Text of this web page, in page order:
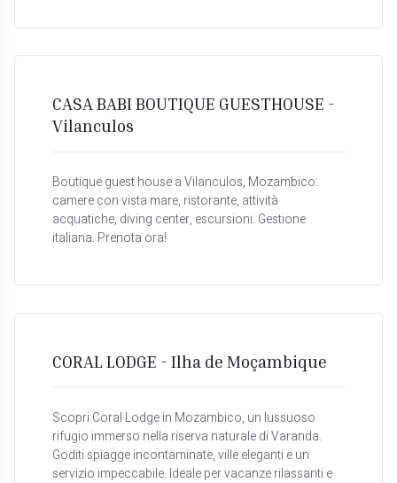
CASA BABI BOUTIQUE GUESTHOUSE -
Vilanculos
Boutique guest house a Vilanculos, Mozambico:
camere con vista mare, ristorante, attività
acquatiche, diving center, escursioni. Gestione
italiana. Prenota ora!
CORAL LODGE - Ilha de Moçambique
Scopri Coral Lodge in Mozambico, un lussuoso
rifugio immerso nella riserva naturale di Varanda.
Goditi spiagge incontaminate, ville eleganti e un
servizio impeccabile. Ideale per vacanze rilassanti e